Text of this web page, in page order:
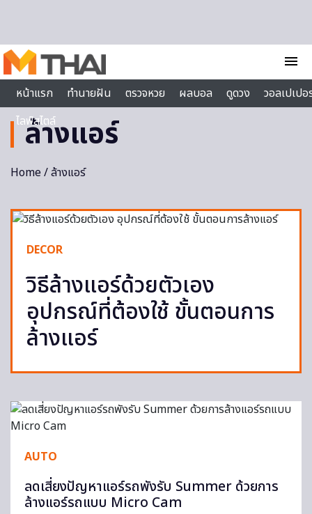
menu
หน้าแรก
ทำนายฝัน ตรวจหวย ผลบอล ดูดวง
วอลเปเป
ไลฟ์สไตล์
ล้างแอร์
Home/ ล้างแอร์
DECOR
วิธีล้างแอร์ด้วยตัวเอง
อุปกรณ์ที่ต้องใช้ ขั้นตอนการ
ล้างแอร์
AUTO
ลดเสี่ยงปัญหาแอร์รถพังรับ Summer ด้วยการ
ล้างแอร์รถแบบ Micro Cam